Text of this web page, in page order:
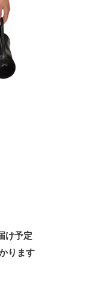
け予定
ります